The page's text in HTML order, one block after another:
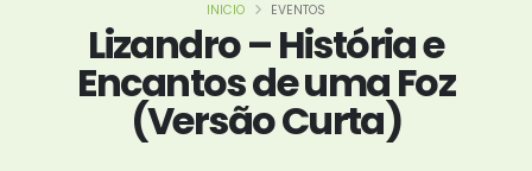
Lizandro – História e
Encantos de uma Foz
(Versão Curta)
INICIO EVENTOS